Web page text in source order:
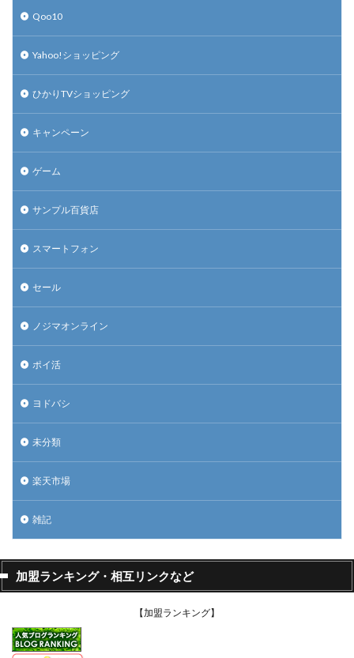
Qoo10
Yahoo!ショッピング
ひかりTVショッピング
キャンペーン
ゲーム
サンプル百貨店
スマートフォン
セール
ノジマオンライン
ポイ活
ヨドバシ
未分類
楽天市場
雑記
加盟ランキング・相互リンクなど
【加盟ランキング】